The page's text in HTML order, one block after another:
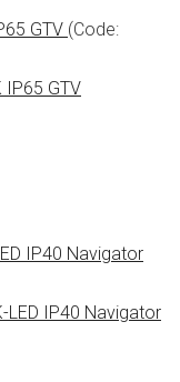
GTV (Code:
IP40 Navigator